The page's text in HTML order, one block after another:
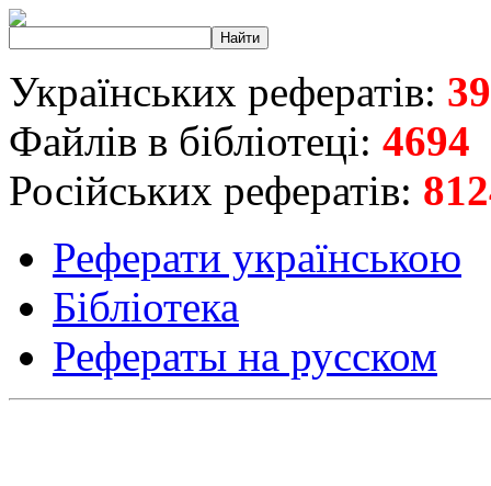
Українських рефератів:
Файлів в бібліотеці: 4694
Російських рефератів:
Реферати українською
Бібліотека
Рефераты на русском